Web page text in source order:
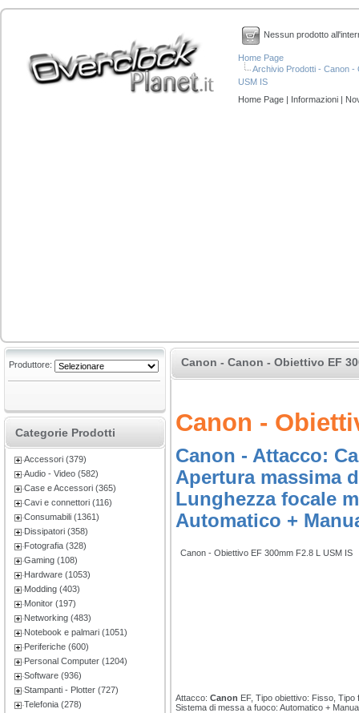
Nessun prodotto
Home Page
Archivio Prodotti - Canon -
USM IS
Home Page | Informazioni |
Produttore:
Categorie Prodotti
Accessori (379)
Audio - Video (582)
Case e Accessori (365)
Cavi e connettori (116)
Consumabili (1361)
Dissipatori (358)
Fotografia (328)
Gaming (108)
Hardware (1053)
Modding (403)
Monitor (197)
Networking (483)
Notebook e palmari (1051)
Periferiche (600)
Personal Computer (1204)
Software (936)
Stampanti - Plotter (727)
Telefonia (278)
Canon - Canon - Obiettivo EF
Canon -
Canon - Attacco:
Apertura massima
Lunghezza focale
Automatico +
Canon - Obiettivo EF 300mm F2.8 L USM IS
Attacco: Canon EF, Tipo obiettivo: Fisso,
Sistema di messa a fuoco: Automatico +